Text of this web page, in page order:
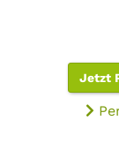
Jetzt